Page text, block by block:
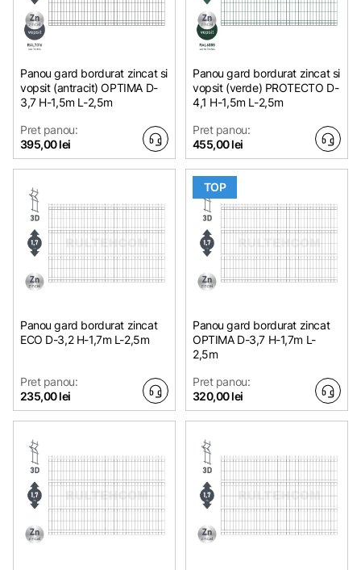
Panou gard bordurat zincat si
vopsit (antracit) OPTIMA D-
3,7 H-1,5m L-2,5m
Pret panou:
395,00 lei
Panou gard bordurat zincat si
vopsit (verde) PROTECTO D-
4,1 H-1,5m L-2,5m
Pret panou:
455,00 lei
Panou gard bordurat zincat
ECO D-3,2 H-1,7m L-2,5m
Pret panou:
235,00 lei
TOP
Panou gard bordurat zincat
OPTIMA D-3,7 H-1,7m L-
2,5m
Pret panou:
320,00 lei